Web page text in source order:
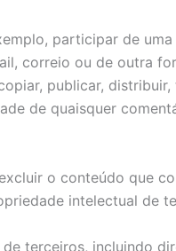
participar de
correio ou de outra
publicar,
de quaisquer
o conteúdo que
intelectual de
terceiros, incluindo